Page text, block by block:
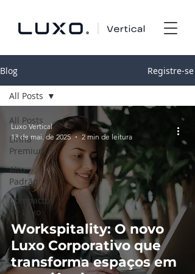
Blog Registre-se
All Posts
Linha
Premium
Alto
Padrão
Compactos
de Luxo
All Posts
Workspitality: O novo
Luxo Corporativo que
transforma espaços em
Luxo Vertical
13 de mai. de 2025
2 min de leitura